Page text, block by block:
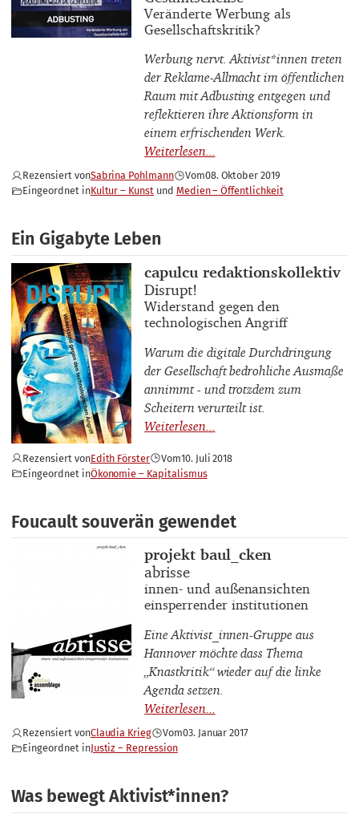
Buchuntertitel
Veränderte Werbung als
Gesellschaftskritik?
Werbung nervt. Aktivist*innen treten
der Reklame-Allmacht im öffentlichen
Raum mit Adbusting entgegen und
reflektieren ihre Aktionsform in
einem erfrischenden Werk.
Rezensiert vonSabrina Pohlmann Vom08. Oktober 2019
Eingeordnet inKultur – Kunst Medien – Öffentlichkeit
Ein Gigabyte Leben
Buchautor_innen
capulcu redaktionskollektiv
Buchtitel
Disrupt!
Buchuntertitel
Widerstand gegen den
technologischen Angriff
Warum die digitale Durchdringung
der Gesellschaft bedrohliche Ausmaße
annimmt - und trotzdem zum
Scheitern verurteilt ist.
Rezensiert vonEdith Förster Vom10. Juli 2018
Eingeordnet inÖkonomie – Kapitalismus
Foucault souverän gewendet
Buchautor_innen
projekt baul_cken
Buchtitel
abrisse
Buchuntertitel
innen- und außenansichten
einsperrender institutionen
Eine Aktivist_innen-Gruppe aus
Hannover möchte dass Thema
„Knastkritik“ wieder auf die linke
Agenda setzen.
Rezensiert vonClaudia Krieg Vom03. Januar 2017
Eingeordnet inJustiz – Repression
Was bewegt Aktivist*innen?